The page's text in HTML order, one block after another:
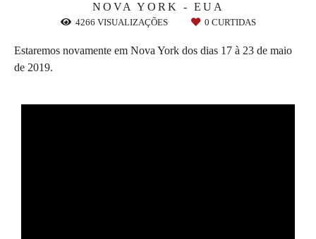
NOVA YORK - EUA
4266 VISUALIZAÇÕES 0 CURTIDAS
Estaremos novamente em Nova York dos dias 17 à 23 de maio
de 2019.